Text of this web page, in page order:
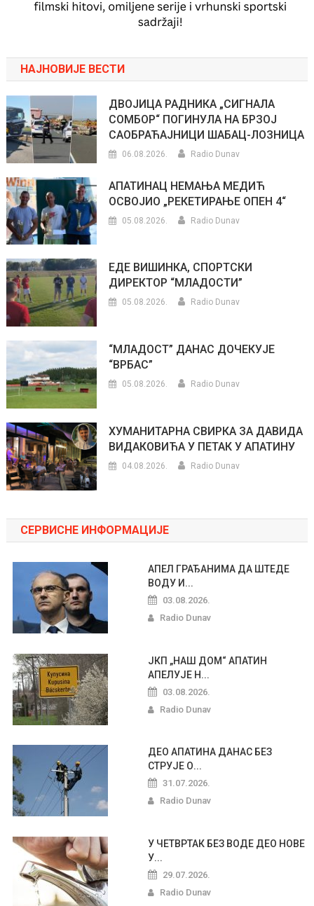
НАЈНОВИЈЕ ВЕСТИ
ДВОЈИЦА РАДНИКА „СИГНАЛА
СОМБОР“ ПОГИНУЛА НА БРЗОЈ
САОБРАЋАЈНИЦИ ШАБАЦ-ЛОЗНИЦА
06.08.2026. Radio Dunav
АПАТИНАЦ НЕМАЊА МЕДИЋ
ОСВОЈИО „РЕКЕТИРАЊЕ ОПЕН 4“
05.08.2026. Radio Dunav
ЕДЕ ВИШИНКА, СПОРТСКИ
ДИРЕКТОР “МЛАДОСТИ”
05.08.2026. Radio Dunav
“МЛАДОСТ” ДАНАС ДОЧЕКУЈЕ
“ВРБАС”
05.08.2026. Radio Dunav
ХУМАНИТАРНА СВИРКА ЗА ДАВИДА
ВИДАКОВИЋА У ПЕТАК У АПАТИНУ
04.08.2026. Radio Dunav
СЕРВИСНЕ ИНФОРМАЦИЈЕ
АПЕЛ ГРАЂАНИМА ДА ШТЕДЕ
ВОДУ И...
03.08.2026.
Radio Dunav
ЈКП „НАШ ДОМ“ АПАТИН
АПЕЛУЈЕ Н...
03.08.2026.
Radio Dunav
ДЕО АПАТИНА ДАНАС БЕЗ
СТРУЈЕ О...
31.07.2026.
Radio Dunav
У ЧЕТВРТАК БЕЗ ВОДЕ ДЕО НОВЕ
У...
29.07.2026.
Radio Dunav